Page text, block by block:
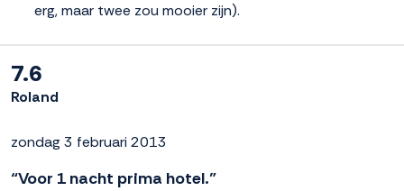
erg, maar twee zou mooier zijn).
7.6
Roland
zondag 3 februari 2013
“Voor 1 nacht prima hotel.”